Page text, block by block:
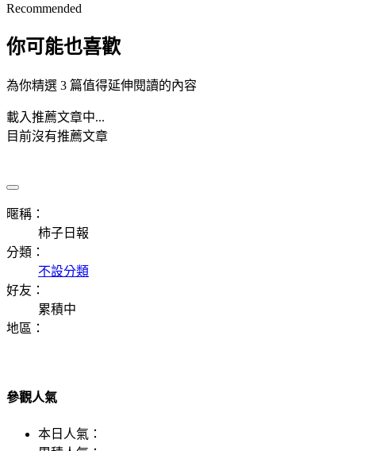
Recommended
你可能也喜歡
為你精選 3 篇值得延伸閱讀的內容
載入推薦文章中...
目前沒有推薦文章
暱稱：
柿子日報
分類：
不設分類
好友：
累積中
地區：
參觀人氣
本日人氣：